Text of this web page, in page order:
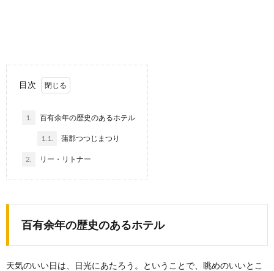
目次
1. 百有余年の歴史のあるホテル
1.1. 蒲郡つつじまつり
2. リー・リトナー
百有余年の歴史のあるホテル
天気のいい日は、日光にあたろう。ということで、眺めのいいとこ